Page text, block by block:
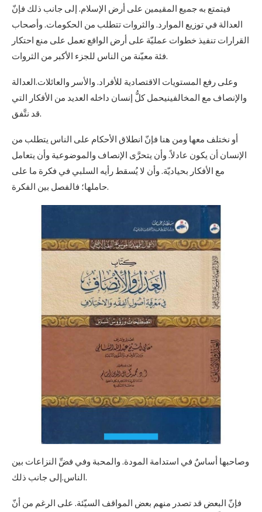
فيتمتع به جميع المقيمين على أرض الإسلام. إلى جانب ذلك فإنّ
العدالة في توزيع الموارد. والثروات تتطلب من الحكومات. وأصحاب
القرارات تنفيذ خطوات عمليّة على أرض الواقع تعمل على منع احتكار
فئة معيّنة من الناس للجزء الأكبر من الثروات.
وعلى رفع المستويات الاقتصادية للأفراد. والأسر والعائلات.العدالة
والإنصاف مع المخالفينيحمل كلُّ إنسان داخله العديد من الأفكار التي
قد نتَّفق.
أو نختلف معها ومن هنا فإنّ انطلاق الأحكام على الناس يتطلب من
الإنسان أن يكون عادلاً. وأن يتحرَّى الإنصاف والموضوعية وأن يتعامل
مع الأفكار بحياديّة. وأن لا يُسقط رأيه السلبي في فكرة ما على
حاملها؛ فالفصل بين الفكرة.
وصاحبها أساسٌ في استدامة المودة. والمحبة وفي فضِّ النزاعات بين
الناس.إلى جانب ذلك.
فإنّ البعض قد تصدر منهم بعض المواقف السيّئة. على الرغم من أنّ